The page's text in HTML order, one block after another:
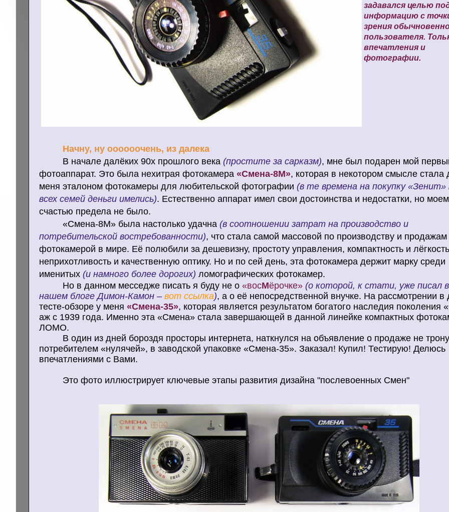
задавался целью
информацию с
зрения
пользователя.
впечатления и
фотографии.
Начну, ну оооооочень, из далека
В начале далёких 90х прошлого века(простите за сарказм), мне был подарен мой
фотоаппарат. Это была нехитрая фотокамера «Смена-8М», которая в некотором смысле стала
меня эталоном фотокамеры для любительской фотографии (в те времена на покупку «Зенит»
всех семей деньги имелись). Естественно аппарат имел свои достоинства и недостатки, но
счастью предела не было.
«Смена-8М» была настолько удачна(в соотношении затрат на производство и
потребительской востребованности), что стала самой массовой по производству и продажам
фотокамерой в мире. Её полюбили за дешевизну, простоту управления, компактность и
неприхотливость и качественную оптику. Но и по сей день, эта фотокамера держит марку среди
именитых (и намного более дорогих) ломографических фотокамер.
Но в данном месседже писать я буду не о«восМёрочке» (о которой, к стати, уже писал в
нашем блоге Димон-Камон – вот ссылка), а о её непосредственной внучке. На рассмотрении в
тесте-обзоре у меня «Смена-35», которая является результатом богатого наследия поколения
аж с 1939 года. Именно эта «Смена» стала завершающей в данной линейке компактных
ЛОМО.
В один из дней бороздя просторы интернета, наткнулся на объявление о продаже не
потребителем «нулячей», в заводской упаковке «Смена-35». Заказал! Купил! Тестирую! Делюсь
впечатлениями с Вами.
Это фото иллюстрирует ключевые этапы развития дизайна "послевоенных Смен"